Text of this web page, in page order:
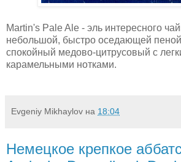
Martin's Pale Ale - эль интересного
небольшой, быстро оседающей
спокойный медово-цитрусовый с
карамельными нотками.
Evgeniy Mikhaylov на 18:04
Немецкое крепкое